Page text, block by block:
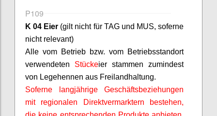
P109
K 04 Eier (gilt nicht für TAG und MUS,soferne
nicht relevant)
Alle vom Betrieb bzw. vom Betriebsstandort
verwendeten Stückeier stammen zumindest
von Legehennen aus Freilandhaltung.
Soferne langjährige Geschäftsbeziehungen
mit regionalen
Direktvermarktern bestehen,